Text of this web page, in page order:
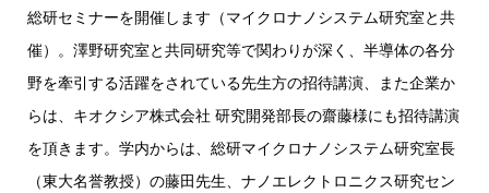
総研セミナーを開催します（マイクロナノシステム研究室と共
催）。澤野研究室と共同研究等で関わりが深く、半導体の各分
野を牽引する活躍をされている先生方の招待講演、また企業か
らは、キオクシア株式会社 研究開発部長の齋藤様にも招待講演
を頂きます。学内からは、総研マイクロナノシステム研究室長
（東大名誉教授）の藤田先生、ナノエレクトロニクス研究セン